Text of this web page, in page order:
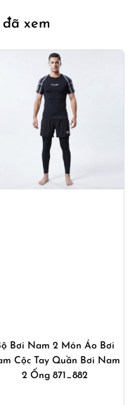
xem
Bơi Nam 2 Món Áo Bơi
Cộc Tay Quần Bơi Nam
2 Ống 871_882